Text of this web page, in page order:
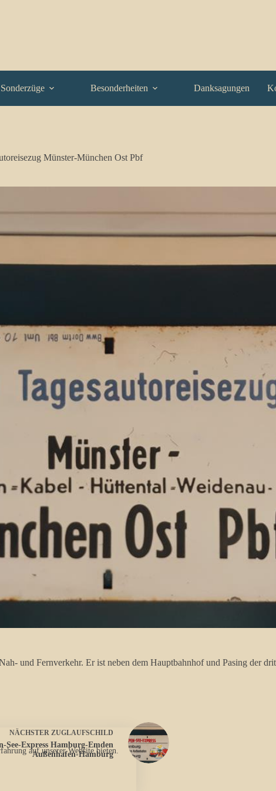
auf unserer Website bieten.
Sonderzüge Besonderheiten Danksagungen
Münster-München Ost Pbf
und Fernverkehr. Er ist neben dem Hauptbahnhof und Pasing der
NÄCHSTER ZUGLAUFSCHILD
See-Express Hamburg-Emden
Außenhafen-Hamburg